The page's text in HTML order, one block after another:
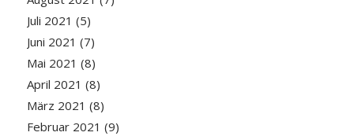
Juli 2021 (5)
Juni 2021 (7)
Mai 2021 (8)
April 2021 (8)
März 2021 (8)
Februar 2021 (9)